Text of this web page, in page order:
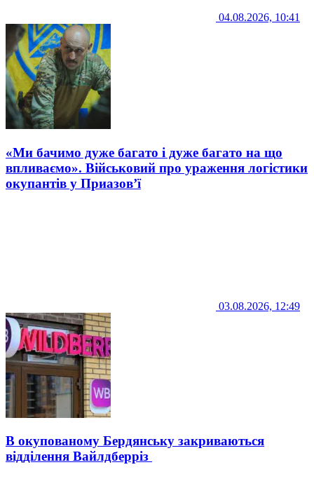
04.08.2026, 10:41
«Ми бачимо дуже багато і дуже багато на що
впливаємо». Військовий про ураження логістики
окупантів у Приазов’ї
03.08.2026, 12:49
В окупованому Бердянську закриваються
відділення Вайлдберріз